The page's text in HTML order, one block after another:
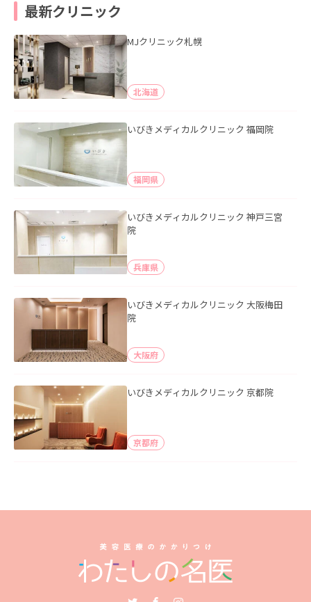
最新クリニック
MJクリニック札幌
北海道
いびきメディカルクリニック 福岡院
福岡県
いびきメディカルクリニック 神戸三宮
院
兵庫県
いびきメディカルクリニック 大阪梅田
院
大阪府
いびきメディカルクリニック 京都院
京都府